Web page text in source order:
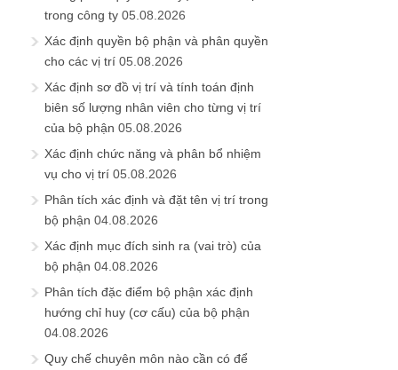
trong công ty 05.08.2026
Xác định quyền bộ phận và phân quyền
cho các vị trí 05.08.2026
Xác định sơ đồ vị trí và tính toán định
biên số lượng nhân viên cho từng vị trí
của bộ phận 05.08.2026
Xác định chức năng và phân bổ nhiệm
vụ cho vị trí 05.08.2026
Phân tích xác định và đặt tên vị trí trong
bộ phận 04.08.2026
Xác định mục đích sinh ra (vai trò) của
bộ phận 04.08.2026
Phân tích đặc điểm bộ phận xác định
hướng chỉ huy (cơ cấu) của bộ phận
04.08.2026
Quy chế chuyên môn nào cần có để